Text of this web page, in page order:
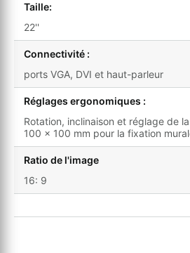
Taille:
22''
Connectivité :
ports VGA, DVI et haut-parleur
Réglages ergonomiques :
Rotation, inclinaison et réglage de
100 x 100 mm pour la fixation
Ratio de l'image
16: 9